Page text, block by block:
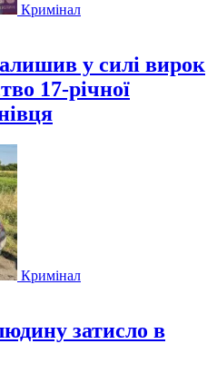
Кримінал
у силі вирок
17-річної
Кримінал
затисло в